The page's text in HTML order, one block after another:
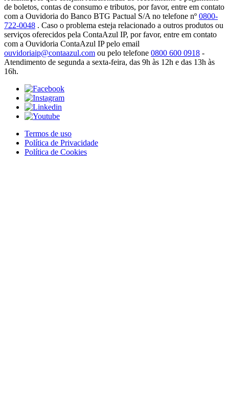
de boletos, contas de consumo e tributos, por favor, entre em contato
com a Ouvidoria do Banco BTG Pactual S/A no telefone nº 0800-
722-0048 . Caso o problema esteja relacionado a outros produtos ou
serviços oferecidos pela ContaAzul IP, por favor, entre em contato
com a Ouvidoria ContaAzul IP pelo email
ouvidoriaip@contaazul.com ou pelo telefone 0800 600 0918 -
Atendimento de segunda a sexta-feira, das 9h às 12h e das 13h às
16h.
Termos de uso
Política de Privacidade
Política de Cookies